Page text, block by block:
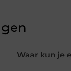
Waar kun je